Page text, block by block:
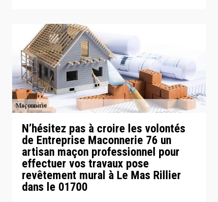
N’hésitez pas à croire les volontés
de Entreprise Maconnerie 76 un
artisan maçon professionnel pour
effectuer vos travaux pose
revêtement mural à Le Mas Rillier
dans le 01700